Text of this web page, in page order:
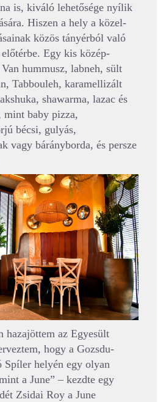
is, kiváló lehetősége nyílik
Hiszen a hely a közel-
közös tányérból való
Egy kis közép-
hummusz, labneh, sült
Tabbouleh, karamellizált
shawarma, lazac és
mint baby pizza,
bécsi, gulyás,
vagy bárányborda, és persze
hazajöttem az Egyesült
hogy a Gozsdu-
Spíler helyén egy olyan
a June” – kezdte egy
Zsidai Roy a June